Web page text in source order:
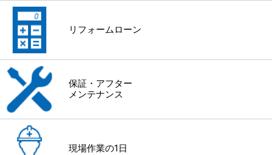
リフォームローン
保証・アフター
メンテナンス
現場作業の1日